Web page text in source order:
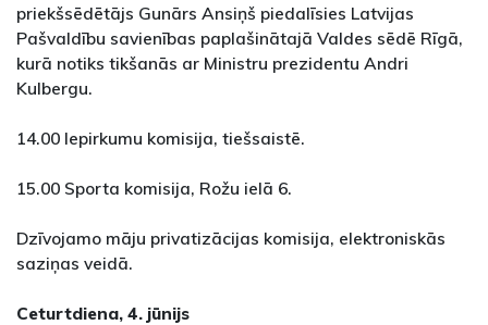
priekšsēdētājs Gunārs Ansiņš piedalīsies Latvijas
Pašvaldību savienības paplašinātajā Valdes sēdē Rīgā,
kurā notiks tikšanās ar Ministru prezidentu Andri
Kulbergu.
14.00 Iepirkumu komisija, tiešsaistē.
15.00 Sporta komisija, Rožu ielā 6.
Dzīvojamo māju privatizācijas komisija, elektroniskās
saziņas veidā.
Ceturtdiena, 4. jūnijs